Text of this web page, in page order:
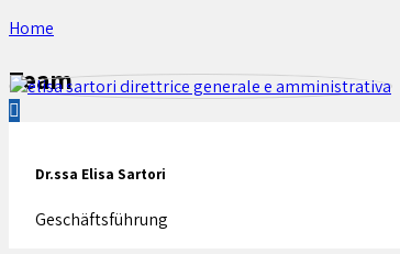
Home
Team
Dr.ssa Elisa Sartori
Geschäftsführung